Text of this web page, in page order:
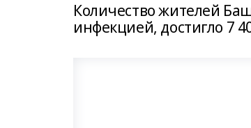
Количество жителей
инфекцией, достигло 7